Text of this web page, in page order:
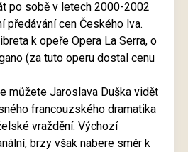
po sobě v letech 2000-2002
předávání cen Českého lva.
k opeře Opera La Serra, o
(za tuto operu dostal cenu
můžete Jaroslava Duška vidět
francouzského dramatika
vraždění. Výchozí
brzy však nabere směr k